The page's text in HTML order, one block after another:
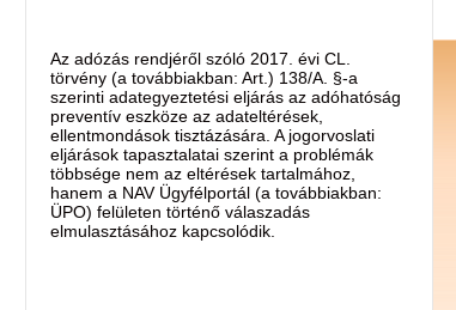
Az adózás rendjéről szóló 2017. évi CL.
törvény (a továbbiakban: Art.) 138/A. §-a
szerinti adategyeztetési eljárás az adóhatóság
preventív eszköze az adateltérések,
ellentmondások tisztázására. A jogorvoslati
eljárások tapasztalatai szerint a problémák
többsége nem az eltérések tartalmához,
hanem a NAV Ügyfélportál (a továbbiakban:
ÜPO) felületen történő válaszadás
elmulasztásához kapcsolódik.